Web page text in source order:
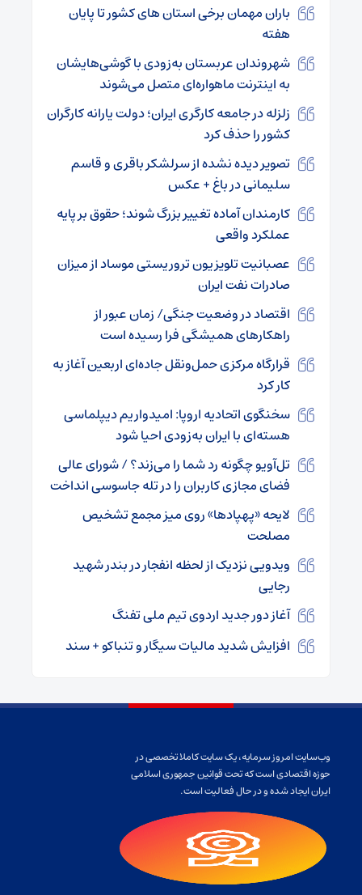
باران مهمان برخی استان های کشور تا پایان
هفته
شهروندان عربستان به‌زودی با گوشی‌هایشان
به اینترنت ماهواره‌ای متصل می‌شوند
زلزله در جامعه کارگری ایران؛ دولت یارانه کارگران
کشور را حذف کرد
تصویر دیده نشده از سرلشکر باقری و قاسم
سلیمانی در باغ + عکس
کارمندان آماده تغییر بزرگ شوند؛ حقوق بر پایه
عملکرد واقعی
عصبانیت تلویزیون تروریستی موساد از میزان
صادرات نفت ایران
اقتصاد در وضعیت جنگی/ زمان عبور از
راهکارهای همیشگی فرا رسیده است
قرارگاه مرکزی حمل‌ونقل جاده‌ای اربعین آغاز به
کار کرد
سخنگوی اتحادیه اروپا: امیدواریم دیپلماسی
هسته‌ای با ایران به‌زودی احیا شود
تل‌آویو چگونه رد شما را می‌زند؟ / شورای عالی
فضای مجازی کاربران را در تله جاسوسی انداخت
لایحه «پهپاد‌ها» روی میز مجمع تشخیص
مصلحت
ویدویی نزدیک از لحظه انفجار در بندر شهید
رجایی
آغاز دور جدید اردوی تیم ملی تفنگ
افزایش شدید مالیات سیگار و تنباکو + سند
وب‌سایت امروز سرمایه، یک سایت کاملا تخصصی در
حوزه اقتصادی است که تحت قوانین جمهوری اسلامی
ایران ایجاد شده و در حال فعالیت است.